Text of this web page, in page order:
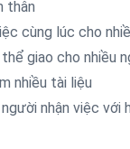
thân
cùng lúc cho
giao cho nhiều
nhiều tài liệu
nhận việc với